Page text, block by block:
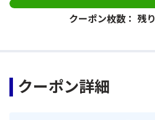
クーポン枚数： 残り
クーポン詳細